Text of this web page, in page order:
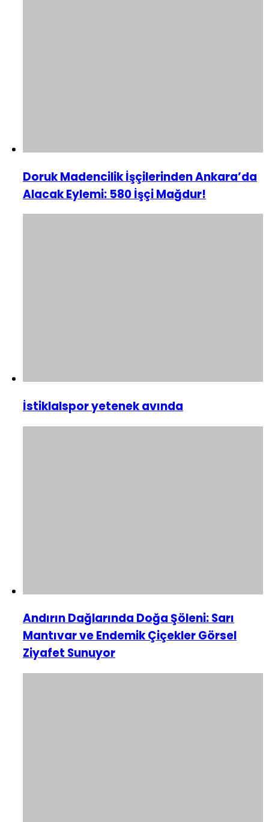
Doruk Madencilik İşçilerinden Ankara’da
Alacak Eylemi: 580 İşçi Mağdur!
İstiklalspor yetenek avında
Andırın Dağlarında Doğa Şöleni: Sarı
Mantıvar ve Endemik Çiçekler Görsel
Ziyafet Sunuyor